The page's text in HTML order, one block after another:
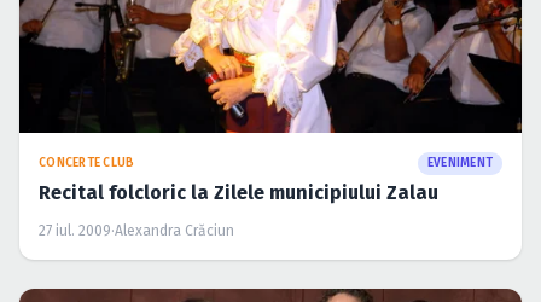
CONCERTE CLUB EVENIMENT
Recital folcloric la Zilele municipiului Zalau
27 iul. 2009·Alexandra Crăciun